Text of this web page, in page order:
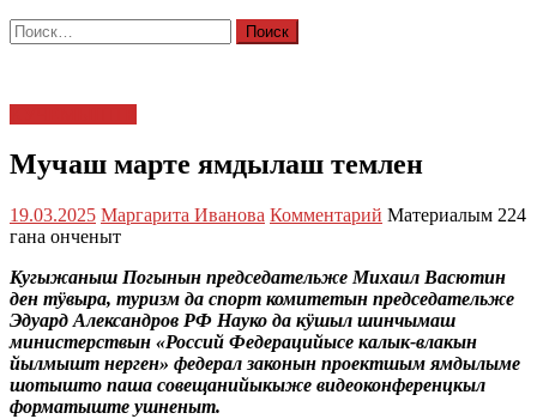
Найти:
Мучаш марте ямдылаш темлен
19.03.2025 Маргарита Иванова Комментарий Материалым 224
гана онченыт
Кугыжаныш Погынын председательже Михаил Васютин
ден тӱвыра, туризм да спорт комитетын председательже
Эдуард Александров РФ Науко да кӱшыл шинчымаш
министерствын «Россий Федерацийысе калык-влакын
йылмышт нерген» федерал законын проектшым ямдылыме
шотышто паша совещанийыкыже видеоконференцкыл
форматыште ушненыт.